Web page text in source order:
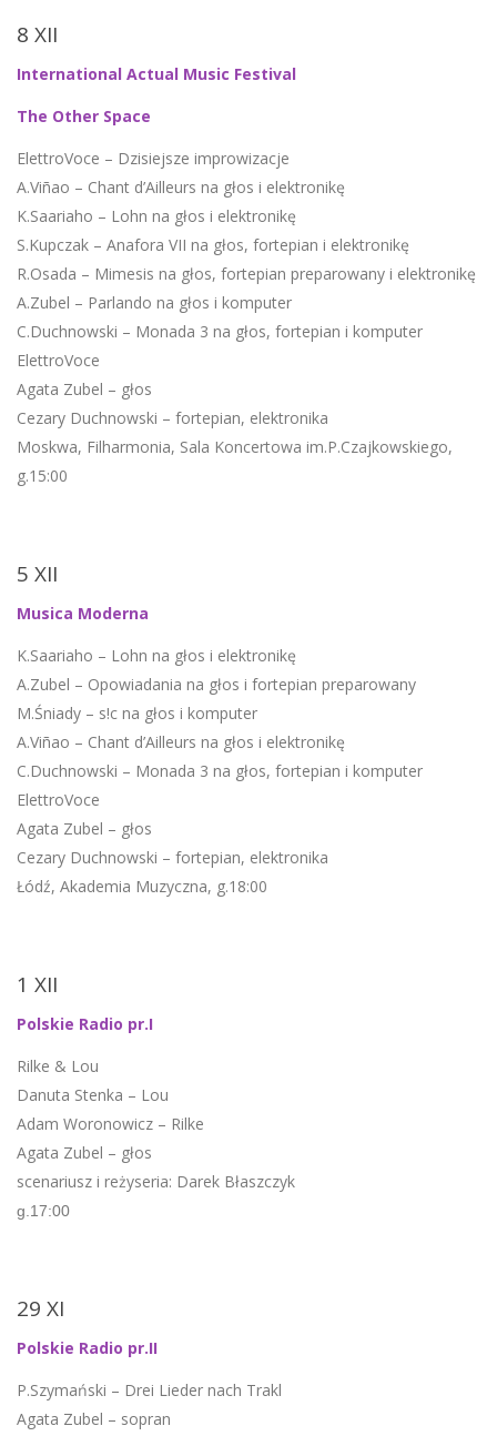
8 XII
International Actual Music Festival
The Other Space
ElettroVoce – Dzisiejsze improwizacje
A.Viñao – Chant d’Ailleurs na głos i elektronikę
K.Saariaho – Lohn na głos i elektronikę
S.Kupczak – Anafora VII na głos, fortepian i elektronikę
R.Osada – Mimesis na głos, fortepian preparowany i elektronikę
A.Zubel – Parlando na głos i komputer
C.Duchnowski – Monada 3 na głos, fortepian i komputer
ElettroVoce
Agata Zubel – głos
Cezary Duchnowski – fortepian, elektronika
Moskwa, Filharmonia, Sala Koncertowa im.P.Czajkowskiego,
g.15:00
5 XII
Musica Moderna
K.Saariaho – Lohn na głos i elektronikę
A.Zubel – Opowiadania na głos i fortepian preparowany
M.Śniady – s!c na głos i komputer
A.Viñao – Chant d’Ailleurs na głos i elektronikę
C.Duchnowski – Monada 3 na głos, fortepian i komputer
ElettroVoce
Agata Zubel – głos
Cezary Duchnowski – fortepian, elektronika
Łódź, Akademia Muzyczna, g.18:00
1 XII
Polskie Radio pr.I
Rilke & Lou
Danuta Stenka – Lou
Adam Woronowicz – Rilke
Agata Zubel – głos
scenariusz i reżyseria: Darek Błaszczyk
g.17:00
29 XI
Polskie Radio pr.II
P.Szymański – Drei Lieder nach Trakl
Agata Zubel – sopran